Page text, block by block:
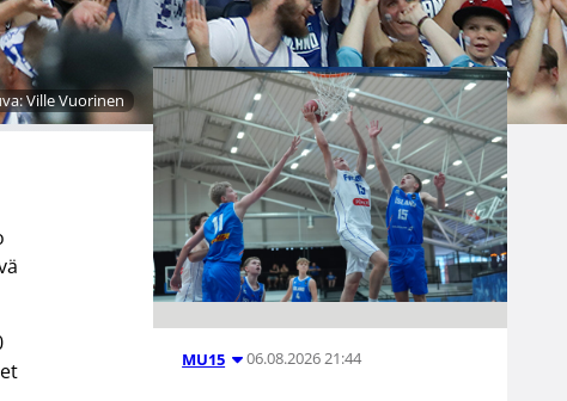
Ville Vuorinen
MU15 06.08.2026 21:44